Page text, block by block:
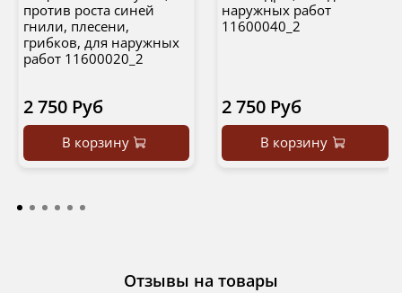
против роста синей
гнили, плесени,
грибков, для наружных
работ 11600020_2
2 750 Руб
В корзину
наружных работ
11600040_2
2 750 Руб
В корзину
Отзывы на товары